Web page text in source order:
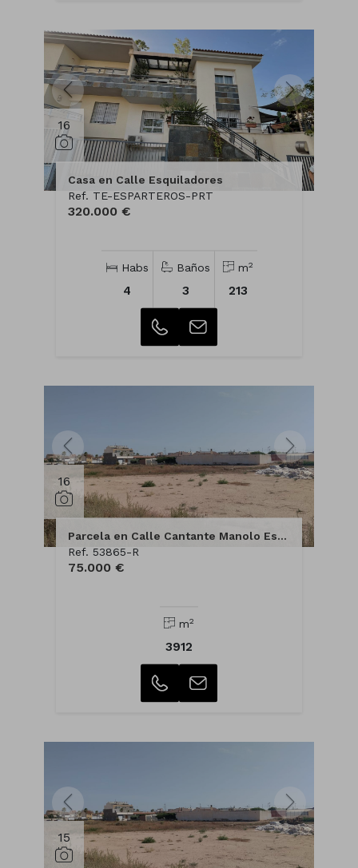
16
Casa en Calle Esquiladores
Ref. TE-ESPARTEROS-PRT
320.000 €
Habs
4
Baños
3
m2
213
16
Parcela en Calle Cantante Manolo Escobar
Ref. 53865-R
75.000 €
m2
3912
15